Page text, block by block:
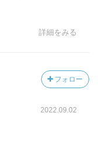
詳細をみる
フォロー
2022.09.02